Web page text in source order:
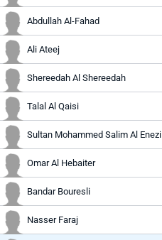
Abdullah Al-Fahad
Ali Ateej
Shereedah Al Shereedah
Talal Al Qaisi
Sultan Mohammed Salim Al Enezi
Omar Al Hebaiter
Bandar Bouresli
Nasser Faraj